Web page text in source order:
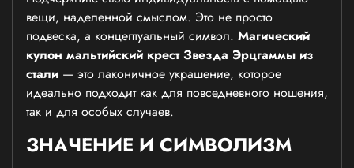
вещи, наделенной смыслом. Это не просто
подвеска, а концептуальный символ. Магический
кулон мальтийский крест Звезда Эрцгаммы из
стали — это лаконичное украшение, которое
идеально подходит как для повседневного ношения,
так и для особых случаев.
ЗНАЧЕНИЕ И СИМВОЛИЗМ